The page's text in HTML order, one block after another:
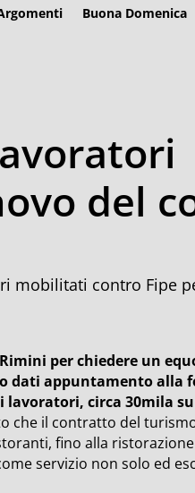
Buona Domenica
del
mobilitati contro Fipe
per chiedere un
dati appuntamento alla
lavoratori, circa 30mila
che il contratto del
fino alla
servizio non solo ed